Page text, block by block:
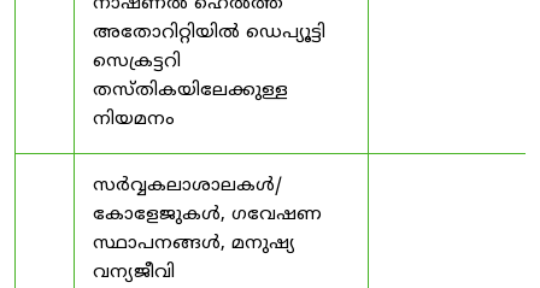
അതോറിറ്റിയിൽ ഡെപ്യൂട്ടി
സെക്രട്ടറി
തസ്തികയിലേക്കുള്ള
നിയമനം
സർവ്വകലാശാലകൾ/
കോളേജുകൾ, ഗവേഷണ
സ്ഥാപനങ്ങൾ, മനുഷ്യ
വന്യജീവി